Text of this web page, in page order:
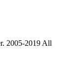
2005-2019 All